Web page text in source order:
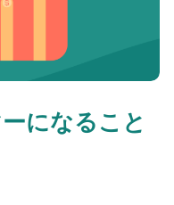
になること